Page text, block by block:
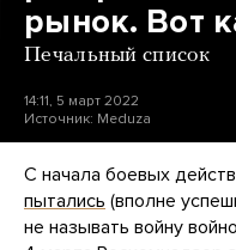
рынок. Вот
Печальный список
14:11, 5 март 2022
Источник: Meduza
С начала боевых
пытались (вполне
не называть войну